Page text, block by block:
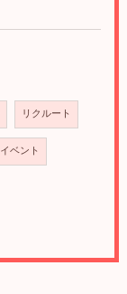
リクルート
イベント